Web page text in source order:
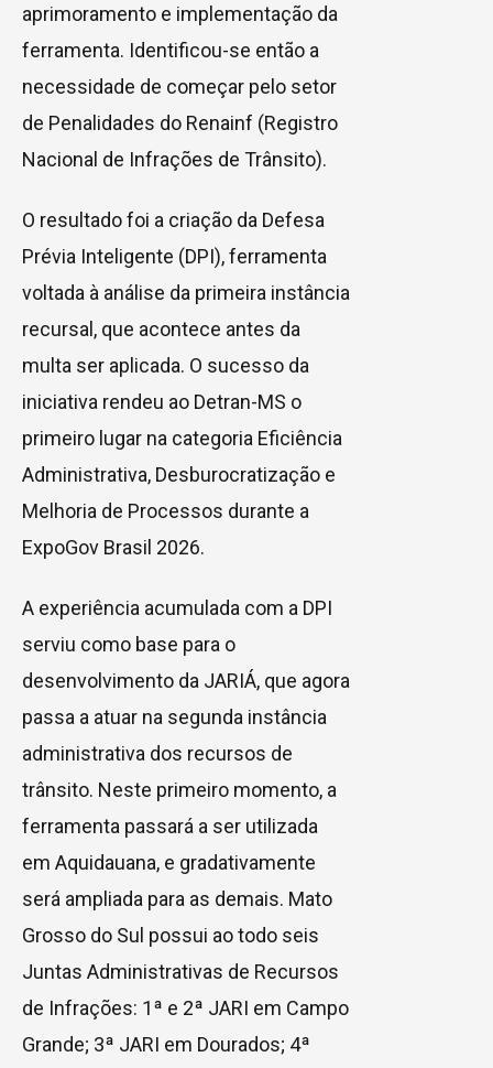
aprimoramento e implementação da
ferramenta. Identificou-se então a
necessidade de começar pelo setor
de Penalidades do Renainf (Registro
Nacional de Infrações de Trânsito).
O resultado foi a criação da Defesa
Prévia Inteligente (DPI), ferramenta
voltada à análise da primeira instância
recursal, que acontece antes da
multa ser aplicada. O sucesso da
iniciativa rendeu ao Detran-MS o
primeiro lugar na categoria Eficiência
Administrativa, Desburocratização e
Melhoria de Processos durante a
ExpoGov Brasil 2026.
A experiência acumulada com a DPI
serviu como base para o
desenvolvimento da JARIÁ, que agora
passa a atuar na segunda instância
administrativa dos recursos de
trânsito. Neste primeiro momento, a
ferramenta passará a ser utilizada
em Aquidauana, e gradativamente
será ampliada para as demais. Mato
Grosso do Sul possui ao todo seis
Juntas Administrativas de Recursos
de Infrações: 1ª e 2ª JARI em Campo
Grande; 3ª JARI em Dourados; 4ª